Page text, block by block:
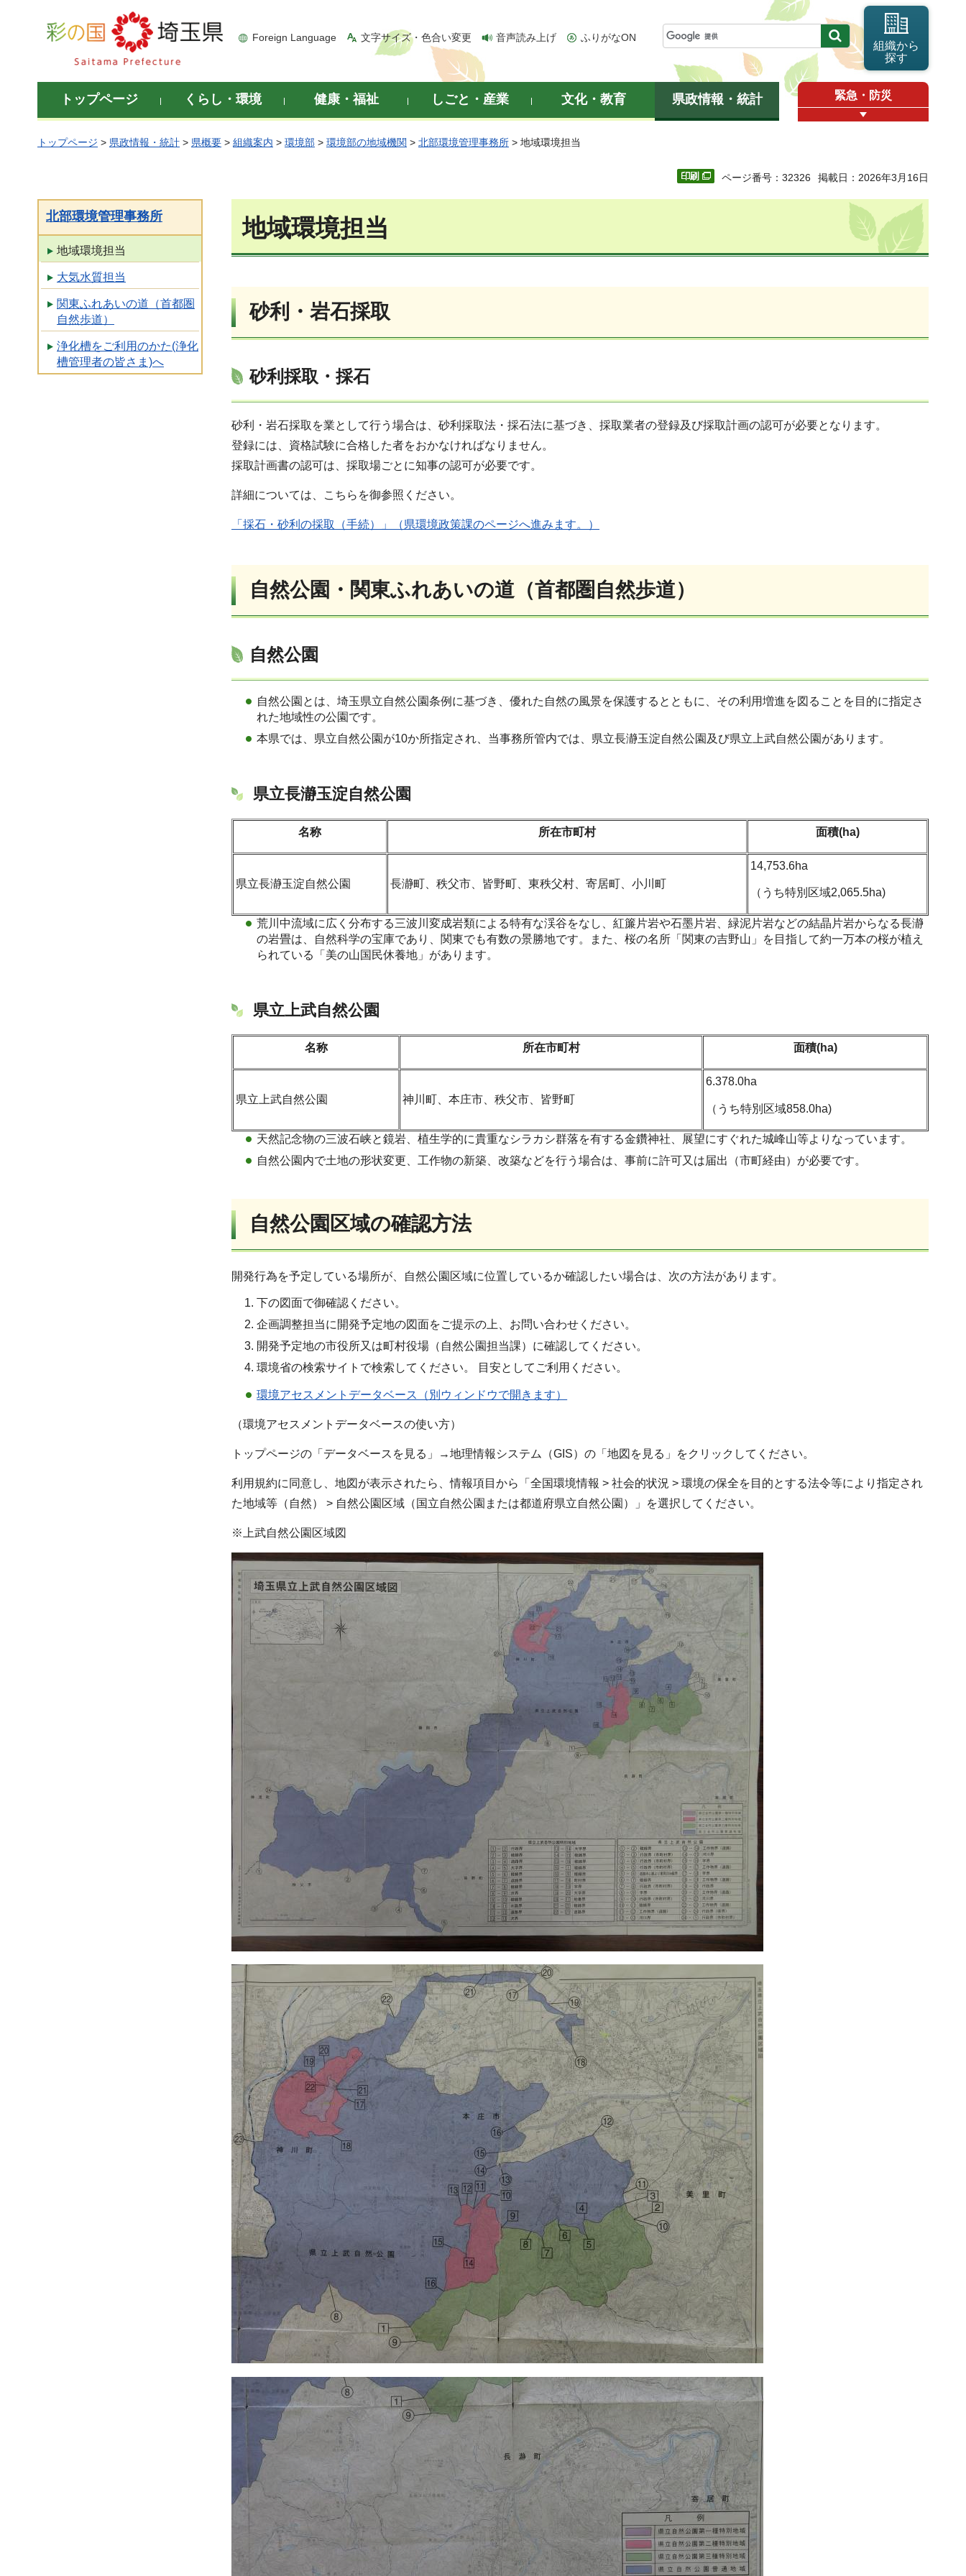
彩の国 埼玉県
Foreign Language 文字サイズ・色合い変更 音声読み上げ ふりがなON
組織から
探す
トップページ くらし・環境 健康・福祉 しごと・産業 文化・教育 県政情報・統計 緊急・防災
トップページ > 県政情報・統計 > 県概要 > 組織案内 > 環境部 > 環境部の地域機関 > 北部環境管理事務所 > 地域環境担当
ページ番号：32326 掲載日：2026年3月16日
北部環境管理事務所
地域環境担当
大気水質担当
関東ふれあいの道（首都圏
自然歩道）
浄化槽をご利用のかた(浄化
槽管理者の皆さま)へ
地域環境担当
砂利・岩石採取
砂利採取・採石
砂利・岩石採取を業として行う場合は、砂利採取法・採石法に基づき、採取業者の登録及び採取計画の認可が必要となります。
登録には、資格試験に合格した者をおかなければなりません。
採取計画書の認可は、採取場ごとに知事の認可が必要です。
詳細については、こちらを御参照ください。
「採石・砂利の採取（手続）」（県環境政策課のページへ進みます。）
自然公園・関東ふれあいの道（首都圏自然歩道）
自然公園
自然公園とは、埼玉県立自然公園条例に基づき、優れた自然の風景を保護するとともに、その利用増進を図ることを目的に指定さ
れた地域性の公園です。
本県では、県立自然公園が10か所指定され、当事務所管内では、県立長瀞玉淀自然公園及び県立上武自然公園があります。
県立長瀞玉淀自然公園
名称 所在市町村 面積(ha)
県立長瀞玉淀自然公園 長瀞町、秩父市、皆野町、東秩父村、寄居町、小川町
14,753.6ha
（うち特別区域2,065.5ha)
荒川中流域に広く分布する三波川変成岩類による特有な渓谷をなし、紅簾片岩や石墨片岩、緑泥片岩などの結晶片岩からなる長瀞
の岩畳は、自然科学の宝庫であり、関東でも有数の景勝地です。また、桜の名所「関東の吉野山」を目指して約一万本の桜が植え
られている「美の山国民休養地」があります。
県立上武自然公園
名称 所在市町村 面積(ha)
県立上武自然公園 神川町、本庄市、秩父市、皆野町
6.378.0ha
（うち特別区域858.0ha)
天然記念物の三波石峡と鏡岩、植生学的に貴重なシラカシ群落を有する金鑽神社、展望にすぐれた城峰山等よりなっています。
自然公園内で土地の形状変更、工作物の新築、改築などを行う場合は、事前に許可又は届出（市町経由）が必要です。
自然公園区域の確認方法
開発行為を予定している場所が、自然公園区域に位置しているか確認したい場合は、次の方法があります。
下の図面で御確認ください。
企画調整担当に開発予定地の図面をご提示の上、お問い合わせください。
開発予定地の市役所又は町村役場（自然公園担当課）に確認してください。
環境省の検索サイトで検索してください。 目安としてご利用ください。
環境アセスメントデータベース（別ウィンドウで開きます）
（環境アセスメントデータベースの使い方）
トップページの「データベースを見る」→地理情報システム（GIS）の「地図を見る」をクリックしてください。
利用規約に同意し、地図が表示されたら、情報項目から「全国環境情報 > 社会的状況 > 環境の保全を目的とする法令等により指定され
た地域等（自然） > 自然公園区域（国立自然公園または都道府県立自然公園）」を選択してください。
※上武自然公園区域図